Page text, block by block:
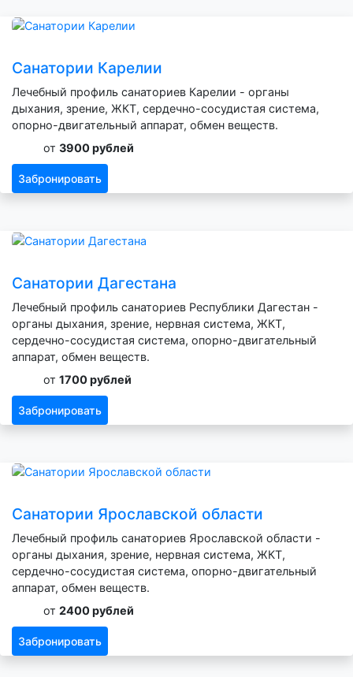
Санатории Карелии
Лечебный профиль санаториев Карелии - органы
дыхания, зрение, ЖКТ, сердечно-сосудистая система,
опорно-двигательный аппарат, обмен веществ.
от 3900 рублей
Забронировать
Санатории Дагестана
Лечебный профиль санаториев Республики Дагестан -
органы дыхания, зрение, нервная система, ЖКТ,
сердечно-сосудистая система, опорно-двигательный
аппарат, обмен веществ.
от 1700 рублей
Забронировать
Санатории Ярославской области
Лечебный профиль санаториев Ярославской области -
органы дыхания, зрение, нервная система, ЖКТ,
сердечно-сосудистая система, опорно-двигательный
аппарат, обмен веществ.
от 2400 рублей
Забронировать